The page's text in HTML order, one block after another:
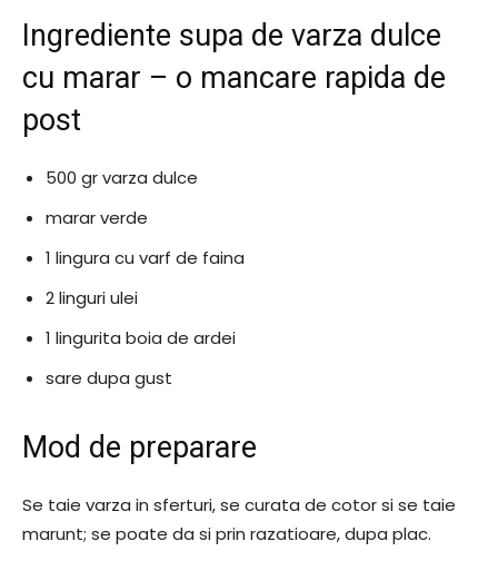
Ingrediente supa de varza dulce
cu marar – o mancare rapida de
post
500 gr varza dulce
marar verde
1 lingura cu varf de faina
2 linguri ulei
1 lingurita boia de ardei
sare dupa gust
Mod de preparare
Se taie varza in sferturi, se curata de cotor si se taie
marunt; se poate da si prin razatioare, dupa plac.